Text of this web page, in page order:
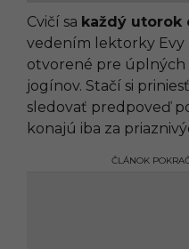
Cvičí sa každý utorok
vedením lektorky Evy
otvorené pre úplných
jogínov. Stačí si
sledovať predpoveď
konajú iba za
ČLÁNOK